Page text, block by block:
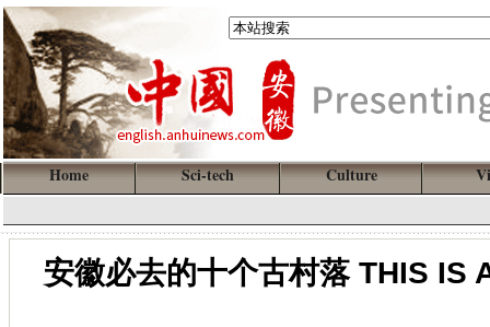
Home Sci-tech Culture
安徽必去的十个古村落 THIS